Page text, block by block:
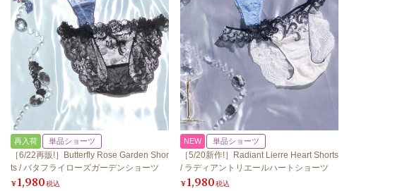
再入荷 単品ショーツ
［6/22再販!］Butterfly Rose Garden Shor
ts / バタフライローズガーデンショーツ
¥1,980税込
NEW 単品ショーツ
［5/20新作!］Radiant Lierre Heart Shorts
/ ラディアントリエールハートショーツ
¥1,980税込